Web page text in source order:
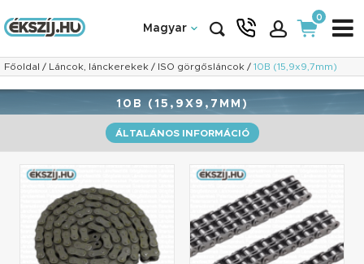
Magyar
0
Főoldal / Láncok, lánckerekek / ISO görgősláncok / 10B (15,9x9,7mm)
10B (15,9X9,7MM)
ÁLTALÁNOS INFORMÁCIÓ